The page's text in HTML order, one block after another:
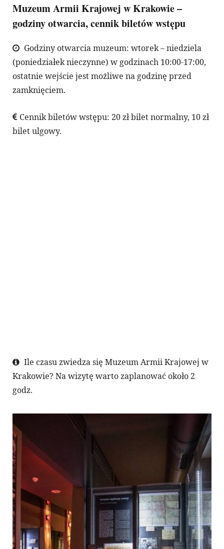
Muzeum Armii Krajowej w Krakowie –
godziny otwarcia, cennik biletów wstępu
Godziny otwarcia muzeum: wtorek – niedziela
(poniedziałek nieczynne) w godzinach 10:00-17:00,
ostatnie wejście jest możliwe na godzinę przed
zamknięciem.
Cennik biletów wstępu: 20 zł bilet normalny, 10 zł
bilet ulgowy.
Ile czasu zwiedza się Muzeum Armii Krajowej w
Krakowie? Na wizytę warto zaplanować około 2
godz.